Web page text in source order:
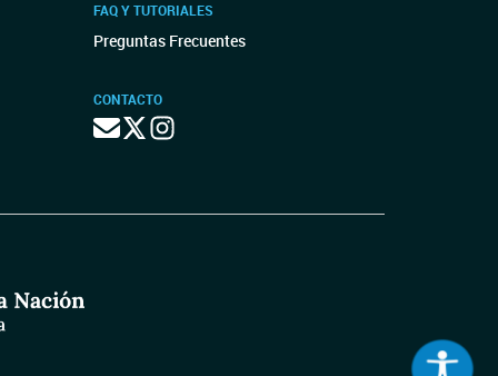
FAQ Y TUTORIALES
Preguntas Frecuentes
CONTACTO